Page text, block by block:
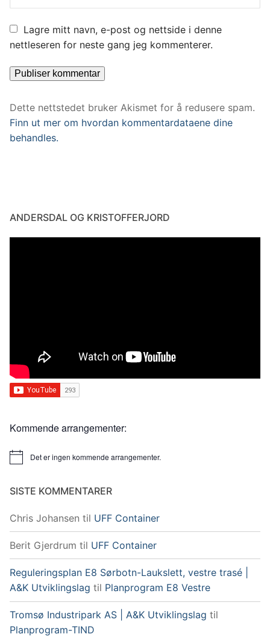
Lagre mitt navn, e-post og nettside i denne
nettleseren for neste gang jeg kommenterer.
Dette nettstedet bruker Akismet for å redusere spam.
Finn ut mer om hvordan kommentardataene dine
behandles.
ANDERSDAL OG KRISTOFFERJORD
Kommende arrangementer:
MerknadDet er ingen kommende arrangementer.
SISTE KOMMENTARER
Chris Johansen til UFF Container
Berit Gjerdrum til UFF Container
Reguleringsplan E8 Sørbotn-Laukslett, vestre trasé |
A&K Utviklingslag til Planprogram E8 Vestre
Tromsø Industripark AS | A&K Utviklingslag til
Planprogram-TIND